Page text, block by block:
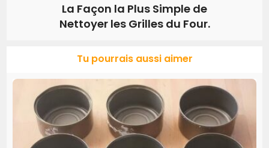
La Façon la Plus Simple de
Nettoyer les Grilles du Four.
Tu pourrais aussi aimer